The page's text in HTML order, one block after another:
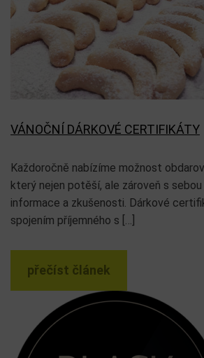
VÁNOČNÍ DÁRKOVÉ CERTIFIKÁTY
Každoročně nabízíme možnost
který nejen potěší, ale zároveň s
informace a zkušenosti. Dárkové
spojením příjemného s […]
přečíst článek